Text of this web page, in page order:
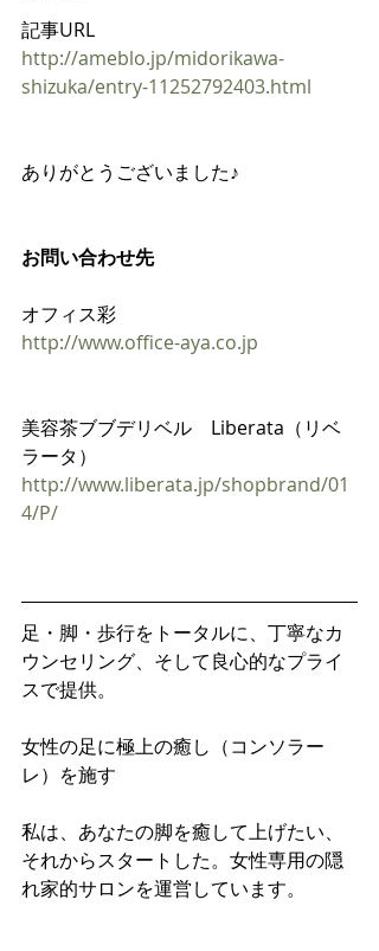
記事URL
http://ameblo.jp/midorikawa-
shizuka/entry-11252792403.html
ありがとうございました♪
お問い合わせ先
オフィス彩
http://www.office-aya.co.jp
美容茶ブブデリベル　Liberata（リベ
ラータ）
http://www.liberata.jp/shopbrand/01
4/P/
足・脚・歩行をトータルに、丁寧なカ
ウンセリング、そして良心的なプライ
スで提供。
女性の足に極上の癒し（コンソラー
レ）を施す
私は、あなたの脚を癒して上げたい、
それからスタートした。女性専用の隠
れ家的サロンを運営しています。